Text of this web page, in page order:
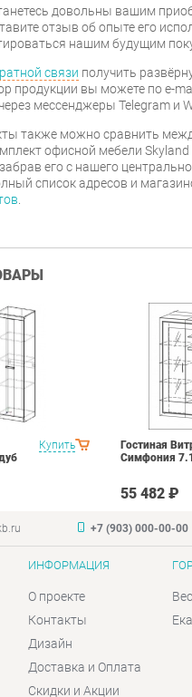
довольны вашим
отзыв об опыте его
нашим будущим
связи получить
продукции вы можете по e-
мессенджеры Telegram и
также можно сравнить
офисной мебели
его с нашего
список адресов и
.
Купить
Гостиная
Симфония
55 482 ₽
+7 (903) 000-00-00
ИНФОРМАЦИЯ
О проекте
Контакты
Дизайн
Доставка и Оплата
Скидки и Акции